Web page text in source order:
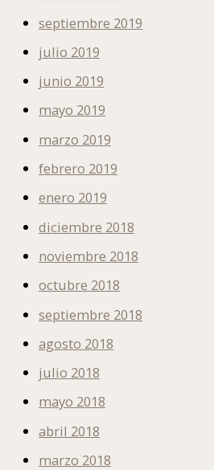
septiembre 2019
julio 2019
junio 2019
mayo 2019
marzo 2019
febrero 2019
enero 2019
diciembre 2018
noviembre 2018
octubre 2018
septiembre 2018
agosto 2018
julio 2018
mayo 2018
abril 2018
marzo 2018